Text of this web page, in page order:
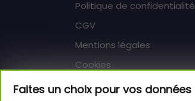
Faites un choix pour vos données
Politique de confidentialité
CGV
Mentions légales
Cookies
Aide